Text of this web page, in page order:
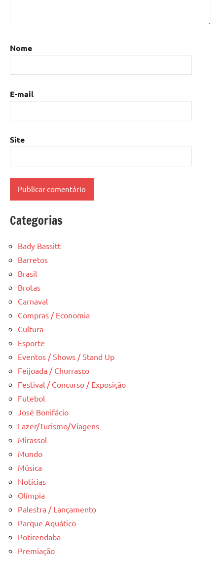
Nome
E-mail
Site
Categorias
Bady Bassitt
Barretos
Brasil
Brotas
Carnaval
Compras / Economia
Cultura
Esporte
Eventos / Shows / Stand Up
Feijoada / Churrasco
Festival / Concurso / Exposição
Futebol
José Bonifácio
Lazer/Turismo/Viagens
Mirassol
Mundo
Música
Notícias
Olímpia
Palestra / Lançamento
Parque Aquático
Potirendaba
Premiação